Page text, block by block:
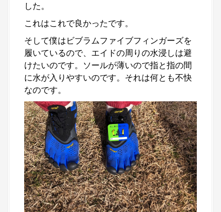
した。
これはこれで良かったです。
そして僕はビブラムファイブフィンガーズを
履いているので、エイドの周りの水浸しは避
けたいのです。ソールが薄いので指と指の間
に水が入りやすいのです。それは何とも不快
なのです。